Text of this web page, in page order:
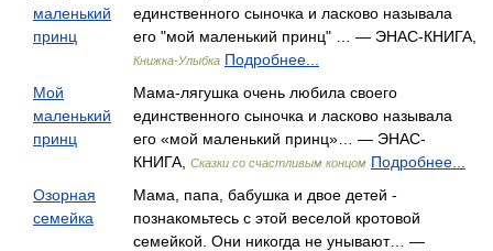
маленький
принц
единственного сыночка и ласково называла
его "мой маленький принц" … — ЭНАС-КНИГА,
Книжка-Улыбка Подробнее...
Мой
маленький
принц
Мама-лягушка очень любила своего
единственного сыночка и ласково называла
его «мой маленький принц»… — ЭНАС-
КНИГА,
Сказки со счастливым концом Подробнее...
Озорная
семейка
Мама, папа, бабушка и двое детей -
познакомьтесь с этой веселой кротовой
семейкой. Они никогда не унывают… —